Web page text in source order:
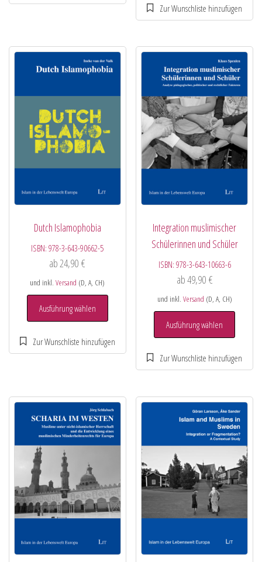
Dutch Islamophobia
ISBN:978-3-643-90662-5
ab 24,90€
und inkl.Versand (D, A, CH)
Ausführung wählen
Integration muslimischer
Schülerinnen und Schüler
ISBN: 978-3-643-10663-6
ab49,90 €
und inkl. Versand (D, A, CH)
Ausführung wählen